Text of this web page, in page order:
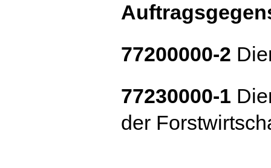
77200000-2
77230000-1
der